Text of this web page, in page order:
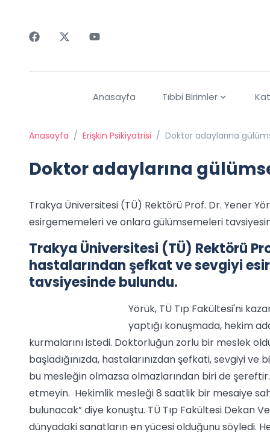
Anasayfa Tıbbi Birimler
Anasayfa / Erişkin Psikiyatrisi / Doktor adaylarına
Doktor adaylarına
Trakya Üniversitesi (TÜ) Rektörü Prof. Dr. Yener
esirgememeleri ve onlara gülümsemeleri
Trakya Üniversitesi (TÜ) Rektörü
hastalarından şefkat ve sevgiyi
tavsiyesinde bulundu.
Yörük, TÜ Tıp Fakültesi'ni
yaptığı konuşmada, hekim
kurmalarını istedi. Doktorluğun zorlu bir meslek
başladığınızda, hastalarınızdan şefkati, sevgiyi
bu mesleğin olmazsa olmazlarından biri de
etmeyin. Hekimlik mesleği 8 saatlik bir mesaiye
bulunacak” diye konuştu. TÜ Tıp Fakültesi Dekan
dünyadaki sanatların en yücesi olduğunu söyledi.